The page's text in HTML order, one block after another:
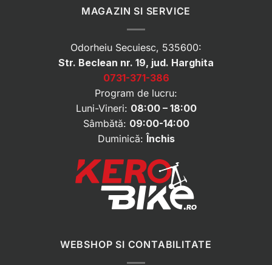
MAGAZIN SI SERVICE
Odorheiu Secuiesc, 535600:
Str. Beclean nr. 19, jud. Harghita
0731-371-386
Program de lucru:
Luni-Vineri: 08:00 – 18:00
Sâmbătă: 09:00-14:00
Duminică: Închis
WEBSHOP SI CONTABILITATE